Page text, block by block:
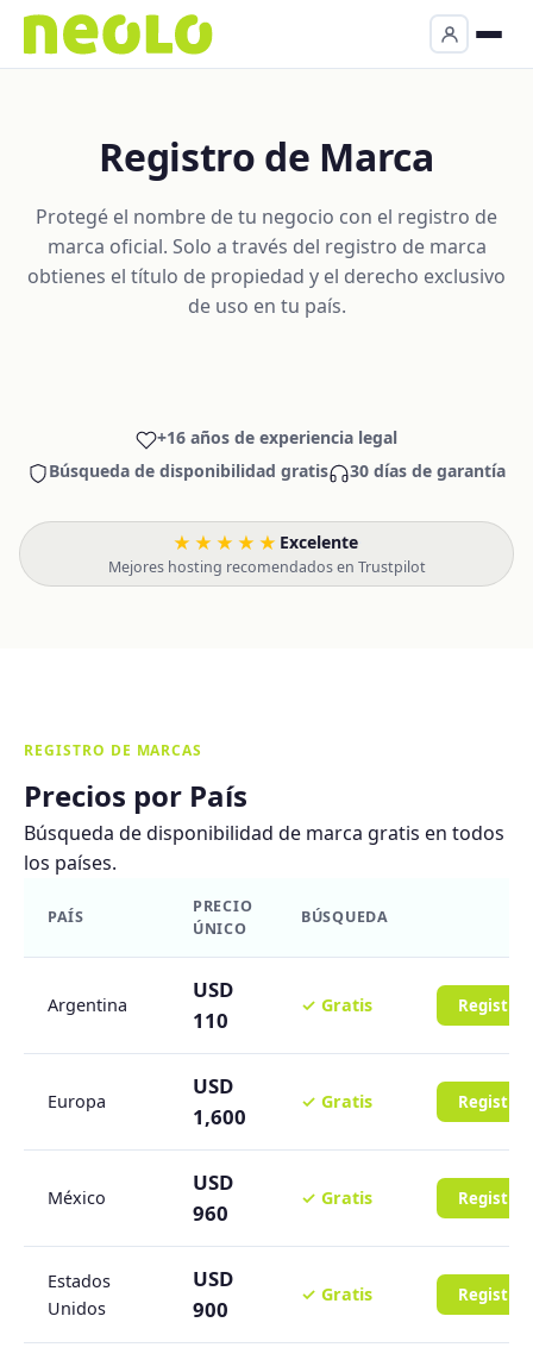
Registro de Marca
Protegé el nombre de tu negocio con el registro de
marca oficial. Solo a través del registro de marca
obtienes el título de propiedad y el derecho exclusivo
de uso en tu país.
+16 años de experiencia legal
Búsqueda de disponibilidad gratis
30 días de garantía
★★★★★ Excelente·
Mejores hosting recomendados en Trustpilot
REGISTRO DE MARCAS
Precios por País
Búsqueda de disponibilidad de marca gratis en todos
los países.
PAÍS
PRECIO
ÚNICO
BÚSQUEDA
Argentina
USD
110
✓ Gratis
Europa
USD
1,600
✓ Gratis
México
USD
960
✓ Gratis
Estados
Unidos
USD
900
✓ Gratis